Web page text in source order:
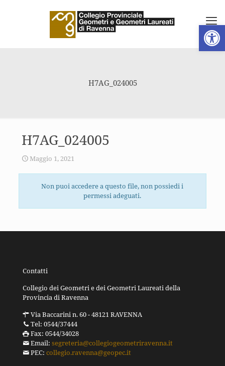
Apri
H7AG_024005
H7AG_024005
Maggio 1, 2021
Non puoi accedere a questo file, non possiedi i
permessi adeguati.
Contatti
Collegio dei Geometri e dei Geometri Laureati della
Provincia di Ravenna
Via Baccarini n. 60 - 48121 RAVENNA
Tel: 0544/37444
Fax: 0544/34028
Email: segreteria@collegiogeometriravenna.it
PEC: collegio.ravenna@geopec.it